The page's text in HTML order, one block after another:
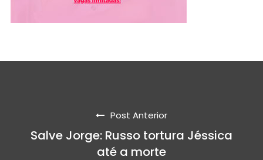
Post Anterior
Salve Jorge: Russo tortura Jéssica
até a morte